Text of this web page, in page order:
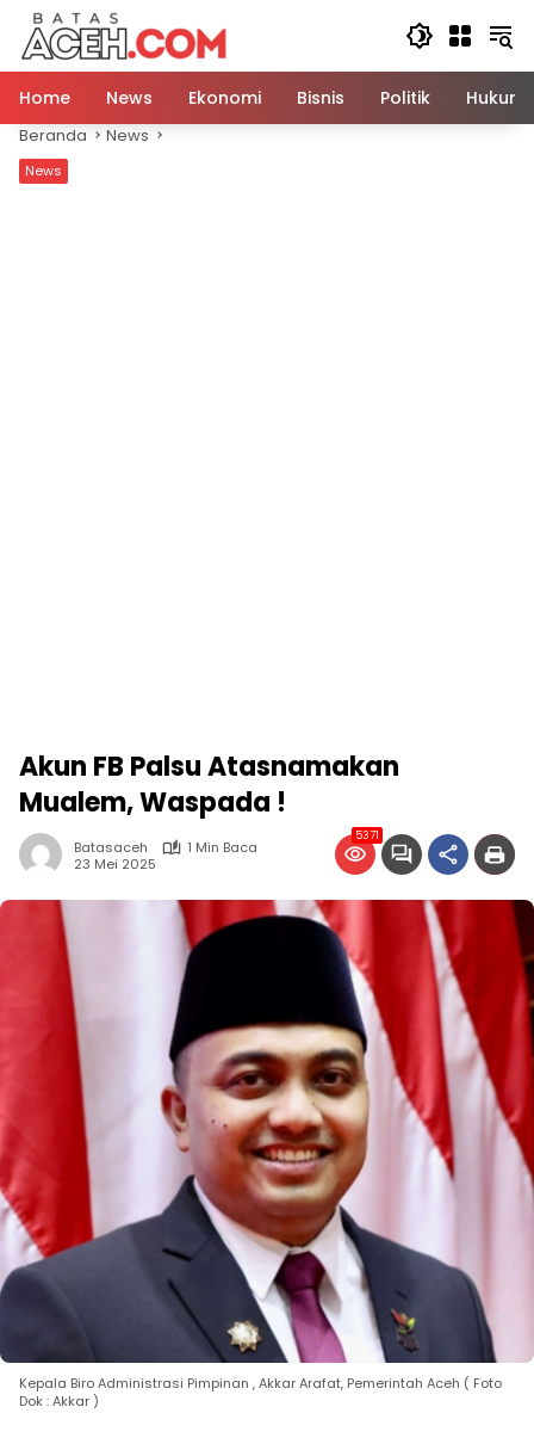
Langsung
konten
Home
News Ekonomi Bisnis Politik Hukum
Beranda News
News
Akun FB Palsu Atasnamakan
Mualem, Waspada !
Batasaceh
1 Min Baca
23 Mei 2025
5371
Kepala Biro Administrasi Pimpinan , Akkar Arafat, Pemerintah Aceh ( Foto
Dok : Akkar )